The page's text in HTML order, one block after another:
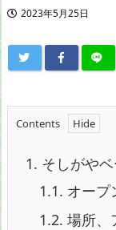
2023年5月25日
Contents
1. そしがや
1.1. オープ
1.2. 場所、